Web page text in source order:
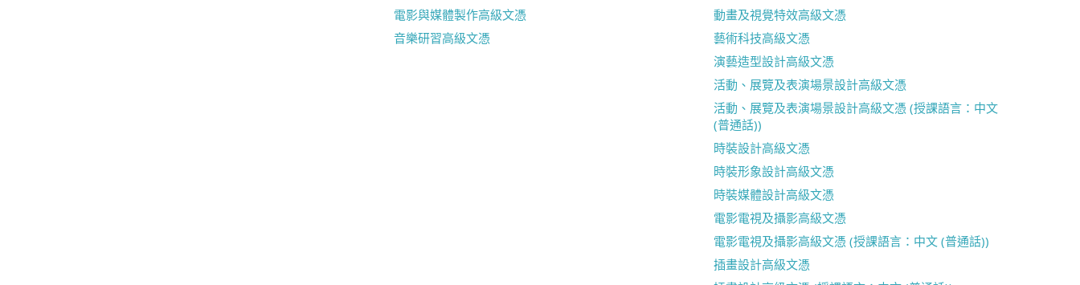
電影與媒體製作高級文憑
音樂研習高級文憑
動畫及視覺特效高級文憑
藝術科技高級文憑
演藝造型設計高級文憑
活動、展覽及表演場景設計高級文憑
活動、展覽及表演場景設計高級文憑 (授課語言：中文
(普通話))
時裝設計高級文憑
時裝形象設計高級文憑
時裝媒體設計高級文憑
電影電視及攝影高級文憑
電影電視及攝影高級文憑 (授課語言：中文 (普通話))
插畫設計高級文憑